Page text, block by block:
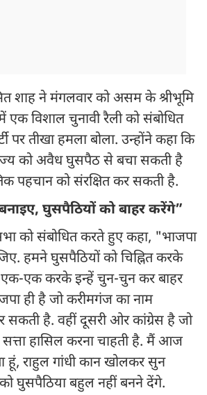
शाह ने मंगलवार को असम के श्रीभूमि
विशाल चुनावी रैली को संबोधित
पर तीखा हमला बोला. उन्होंने कहा कि
को अवैध घुसपैठ से बचा सकती है
पहचान को संरक्षित कर सकती है.
घुसपैठियों को बाहर करेंगे”
को संबोधित करते हुए कहा, "भाजपा
हमने घुसपैठियों को चिह्नित करके
एक-एक करके इन्हें चुन-चुन कर बाहर
ही है जो करीमगंज का नाम
सकती है. वहीं दूसरी ओर कांग्रेस है जो
हासिल करना चाहती है. मैं आज
हूं, राहुल गांधी कान खोलकर सुन
घुसपैठिया बहुल नहीं बनने देंगे.